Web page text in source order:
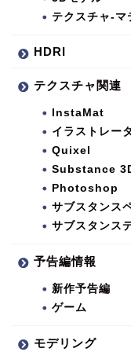
テクスチャ-マ
HDRI
テクスチャ関連
InstaMat
イラストレー
Quixel
Substance
Photoshop
サブスタンス
サブスタンス
予告編情報
新作予告編
ゲーム
モデリング